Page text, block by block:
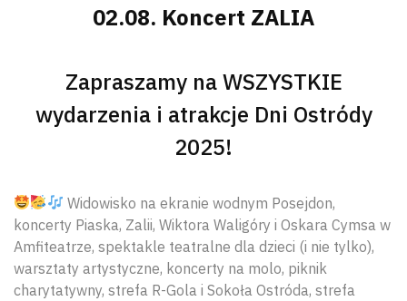
02.08. Koncert ZALIA
Zapraszamy na WSZYSTKIE
wydarzenia i atrakcje Dni Ostródy
2025!
Widowisko na ekranie wodnym Posejdon,
koncerty Piaska, Zalii, Wiktora Waligóry i Oskara Cymsa w
Amfiteatrze, spektakle teatralne dla dzieci (i nie tylko),
warsztaty artystyczne, koncerty na molo, piknik
charytatywny, strefa R-Gola i Sokoła Ostróda, strefa